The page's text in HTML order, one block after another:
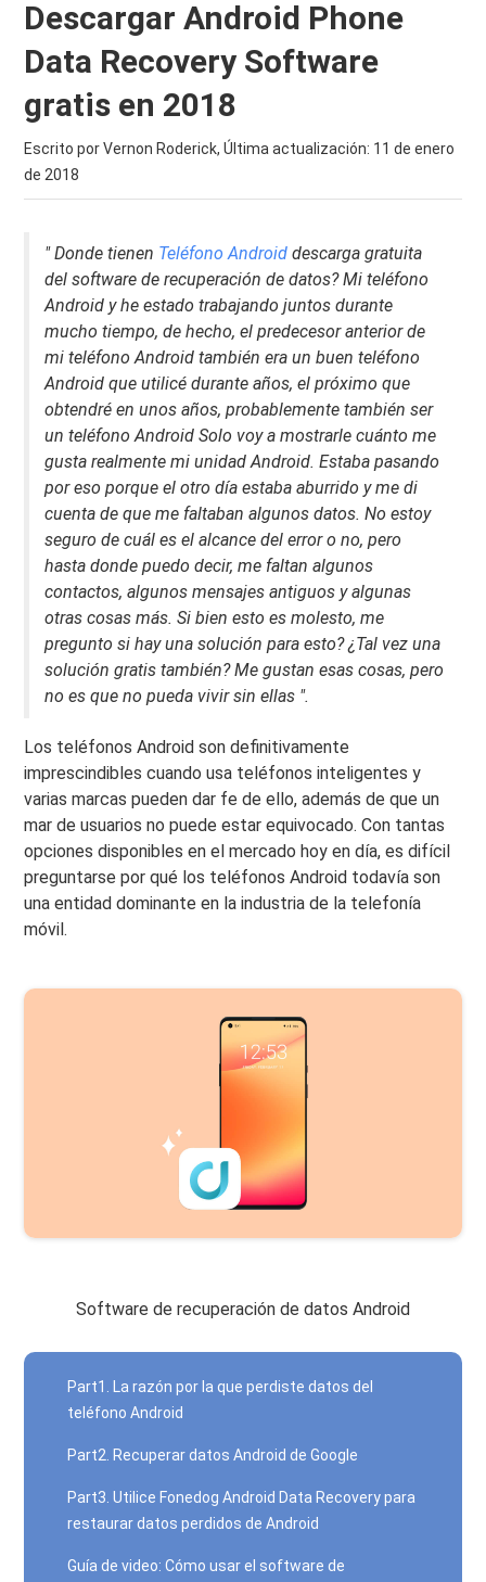
Descargar Android Phone
Data Recovery Software
gratis en 2018
Escrito por Vernon Roderick, Última actualización: 11 de enero
de 2018
" Donde tienen Teléfono Android descarga gratuita
del software de recuperación de datos? Mi teléfono
Android y he estado trabajando juntos durante
mucho tiempo, de hecho, el predecesor anterior de
mi teléfono Android también era un buen teléfono
Android que utilicé durante años, el próximo que
obtendré en unos años, probablemente también ser
un teléfono Android Solo voy a mostrarle cuánto me
gusta realmente mi unidad Android. Estaba pasando
por eso porque el otro día estaba aburrido y me di
cuenta de que me faltaban algunos datos. No estoy
seguro de cuál es el alcance del error o no, pero
hasta donde puedo decir, me faltan algunos
contactos, algunos mensajes antiguos y algunas
otras cosas más. Si bien esto es molesto, me
pregunto si hay una solución para esto? ¿Tal vez una
solución gratis también? Me gustan esas cosas, pero
no es que no pueda vivir sin ellas ".
Los teléfonos Android son definitivamente
imprescindibles cuando usa teléfonos inteligentes y
varias marcas pueden dar fe de ello, además de que un
mar de usuarios no puede estar equivocado. Con tantas
opciones disponibles en el mercado hoy en día, es difícil
preguntarse por qué los teléfonos Android todavía son
una entidad dominante en la industria de la telefonía
móvil.
Software de recuperación de datos Android
Part1. La razón por la que perdiste datos del
teléfono Android
Part2. Recuperar datos Android de Google
Part3. Utilice Fonedog Android Data Recovery para
restaurar datos perdidos de Android
Guía de video: Cómo usar el software de